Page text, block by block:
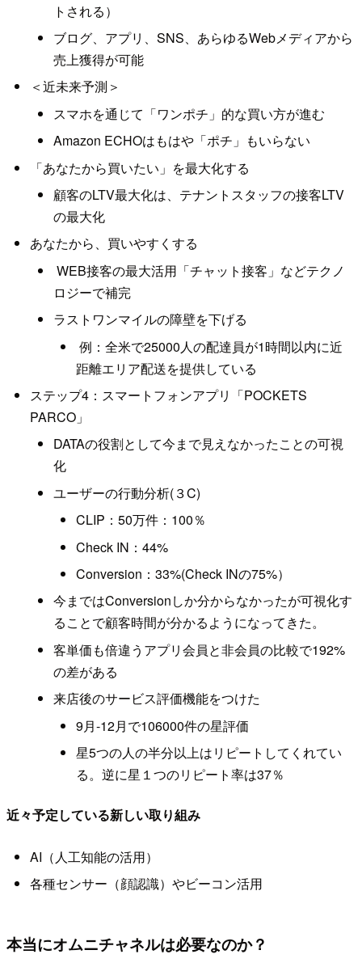
トされる）
ブログ、アプリ、SNS、あらゆるWebメディアから
売上獲得が可能
＜近未来予測＞
スマホを通じて「ワンポチ」的な買い方が進む
Amazon ECHOはもはや「ポチ」もいらない
「あなたから買いたい」を最大化する
顧客のLTV最大化は、テナントスタッフの接客LTV
の最大化
あなたから、買いやすくする
WEB接客の最大活用「チャット接客」などテクノ
ロジーで補完
ラストワンマイルの障壁を下げる
例：全米で25000人の配達員が1時間以内に近
距離エリア配送を提供している
ステップ4：スマートフォンアプリ「POCKETS
PARCO」
DATAの役割として今まで見えなかったことの可視
化
ユーザーの行動分析(３C)
CLIP：50万件：100％
Check IN：44%
Conversion：33%(Check INの75%）
今まではConversionしか分からなかったが可視化す
ることで顧客時間が分かるようになってきた。
客単価も倍違うアプリ会員と非会員の比較で192%
の差がある
来店後のサービス評価機能をつけた
9月-12月で106000件の星評価
星5つの人の半分以上はリピートしてくれてい
る。逆に星１つのリピート率は37％
近々予定している新しい取り組み
AI（人工知能の活用）
各種センサー（顔認識）やビーコン活用
本当にオムニチャネルは必要なのか？